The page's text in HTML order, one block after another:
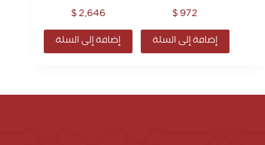
$972
إضافة إلى السلة
$2,646
إضافة إلى السلة